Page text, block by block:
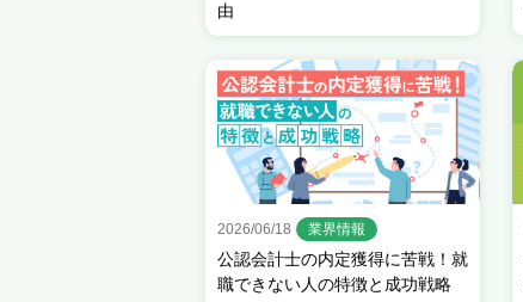
由
2026/06/18 業界情報
公認会計士の内定獲得に苦戦！就
職できない人の特徴と成功戦略